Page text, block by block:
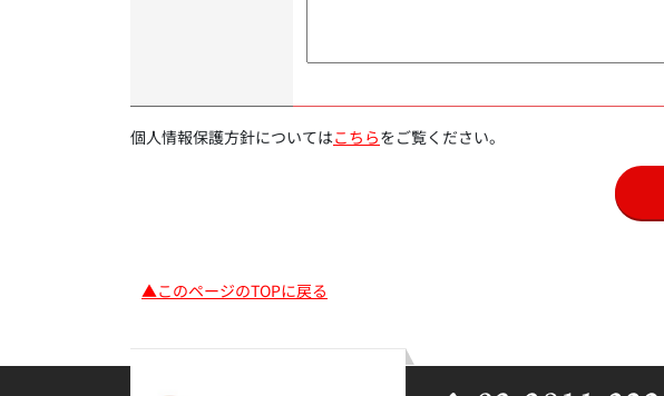
個人情報保護方針についてはこちらをご覧ください。
▲このページのTOPに戻る